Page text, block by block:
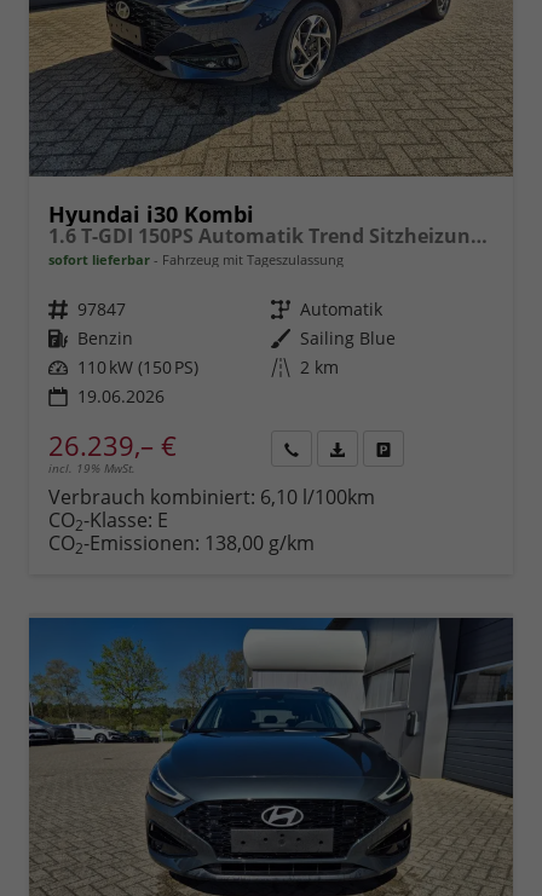
Hyundai i30 Kombi
1.6 T-GDI 150PS Automatik Trend Sitzheizung Lenkradheizung Klimaautomatik PDC v+h Rückf.Kamera Navi Apple CarPlay + Android Auto 16"LM
sofort lieferbar Fahrzeug mit Tageszulassung
Fahrzeugnr. 97847 Getriebe Automatik
Kraftstoff Benzin Außenfarbe Sailing Blue
Leistung 110 kW (150 PS) Kilometerstand 2 km
19.06.2026
26.239,– €
incl. 19% MwSt.
anfordern
Datei,
Verbrauch kombiniert: 6,10 l/100km
CO2-Klasse: E
CO2-Emissionen: 138,00 g/km